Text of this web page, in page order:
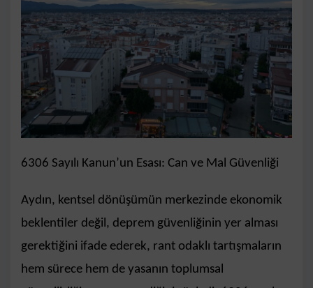
6306 Sayılı Kanun’un Esası: Can ve Mal Güvenliği
Aydın, kentsel dönüşümün merkezinde ekonomik
beklentiler değil, deprem güvenliğinin yer alması
gerektiğini ifade ederek, rant odaklı tartışmaların
hem sürece hem de yasanın toplumsal